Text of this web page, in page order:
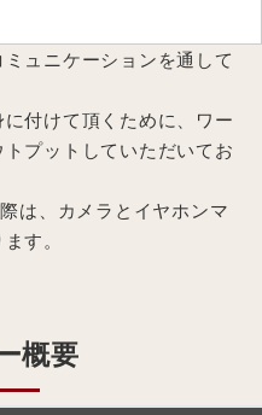
ュニケーションを通して
付けて頂くために、ワー
プットしていただいてお
は、カメラとイヤホンマ
す。
概要